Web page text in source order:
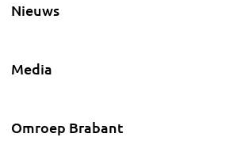
Nieuws
Media
Omroep Brabant